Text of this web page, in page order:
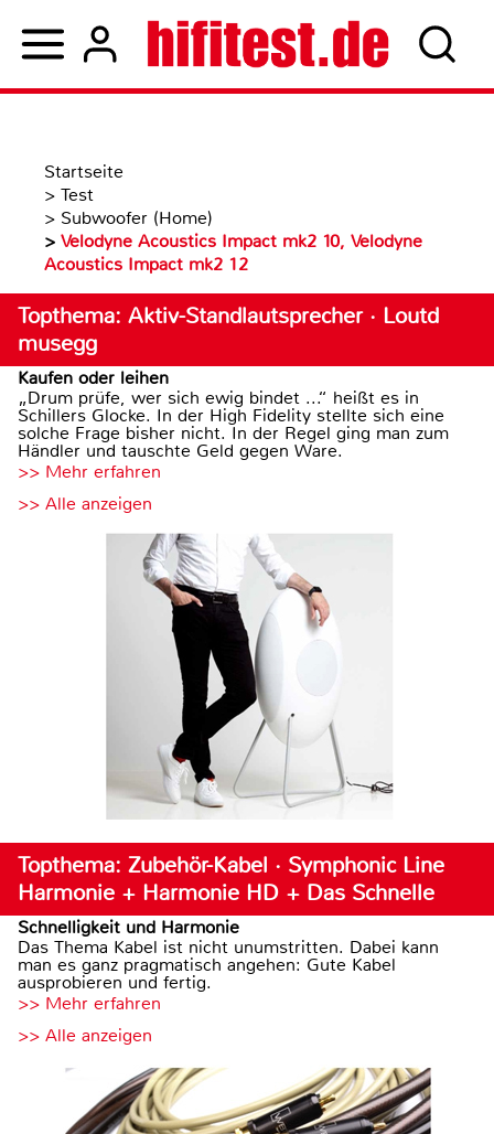
Startseite
> Test
> Subwoofer (Home)
> Velodyne Acoustics Impact mk2 10, Velodyne
Acoustics Impact mk2 12
Topthema: Aktiv-Standlautsprecher · Loutd
musegg
Kaufen oder leihen
„Drum prüfe, wer sich ewig bindet ...“ heißt es in
Schillers Glocke. In der High Fidelity stellte sich eine
solche Frage bisher nicht. In der Regel ging man zum
Händler und tauschte Geld gegen Ware.
>> Mehr erfahren
>> Alle anzeigen
Topthema: Zubehör-Kabel · Symphonic Line
Harmonie + Harmonie HD + Das Schnelle
Schnelligkeit und Harmonie
Das Thema Kabel ist nicht unumstritten. Dabei kann
man es ganz pragmatisch angehen: Gute Kabel
ausprobieren und fertig.
>> Mehr erfahren
>> Alle anzeigen